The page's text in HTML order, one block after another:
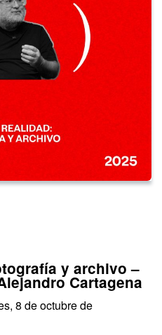
y archivo –
Cartagena
8 de octubre de